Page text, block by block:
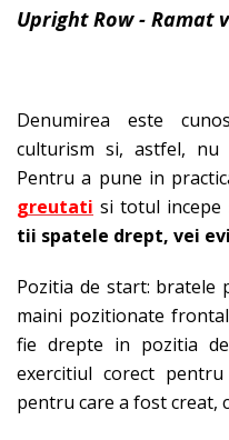
Upright Row - Ramat
Denumirea este
culturism si, astfel, nu
Pentru a pune in
greutati si totul incepe
tii spatele drept, vei
Pozitia de start: bratele
maini pozitionate
fie drepte in pozitia
exercitiul corect
pentru care a fost creat,